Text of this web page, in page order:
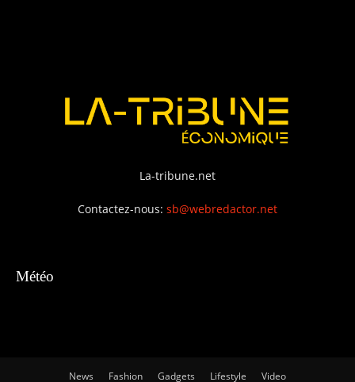
La-tribune.net
Contactez-nous: sb@webredactor.net
Météo
News Fashion Gadgets Lifestyle Video